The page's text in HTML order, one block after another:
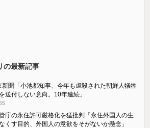
の最新記事
新聞「小池都知事、今年も虐殺された朝鮮人犠牲
送付しない意向。10年連続」
庁の永住許可厳格化を猛批判「永住外国人の生
くす目的、外国人の意欲をそがないか懸念」